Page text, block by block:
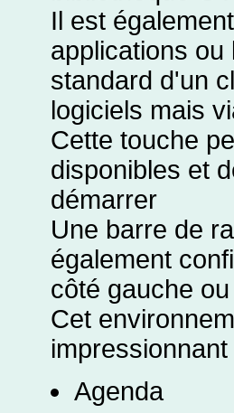
Il est
applications
standard d'un
logiciels mais
Cette touche
disponibles et
démarrer
Une barre de
également
côté gauche
Cet
Agenda